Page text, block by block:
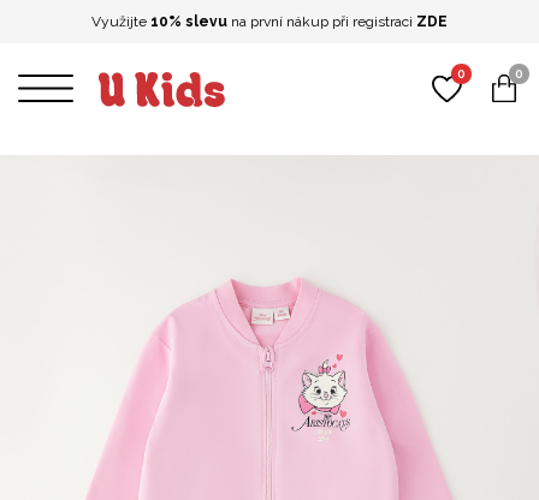
Využijte 10% slevu na první nákup při registraci ZDE
0
0